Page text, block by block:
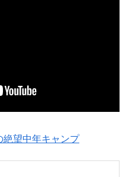
絶望中年キャンプ